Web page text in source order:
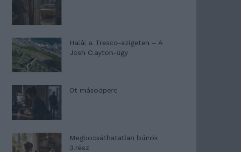
Halál a Tresco-szigeten – A
Josh Clayton-ügy
Öt másodperc
Megbocsáthatatlan bűnök
3.rész